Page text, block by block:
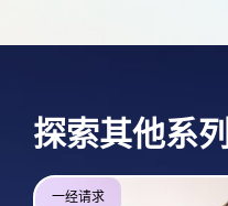
探索其他系列
一经请求